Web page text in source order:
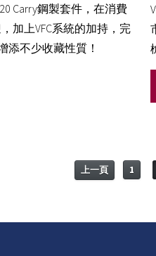
Carry鋼製套件，在消費
加上VFC系統的加持，完
添不少收藏性質！
上一頁 1